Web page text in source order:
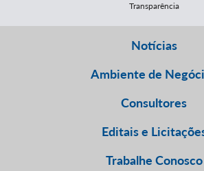
Transparência
Notícias
Ambiente de
Consultores
Editais e
Trabalhe Conosco